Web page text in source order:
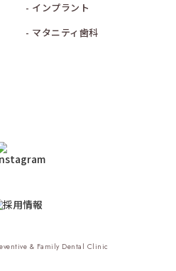
- インプラント
- マタニティ歯科
& Family Dental Clinic